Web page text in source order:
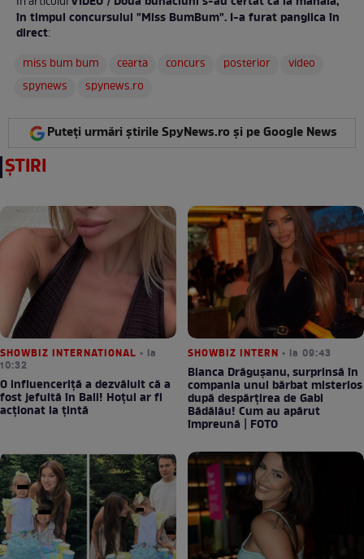
în timpul concursului "Miss BumBum". I-a furat panglica în
direct:
miss bum bum
cearta concurs posterior
video
spynews
spynews.ro
Puteți urmări știrile SpyNews.ro și pe Google News
ȘTIRI
SHOWBIZ INTERNATIONAL • la
10:32
O influenceriță a dezvăluit că a
fost jefuită în Bali! Hoțul ar fi
acționat la țintă
SHOWBIZ INTERN • la 09:43
Bianca Drăgușanu, surprinsă în
compania unui bărbat misterios
după despărțirea de Gabi
Bădălău! Cum au apărut
împreună | FOTO